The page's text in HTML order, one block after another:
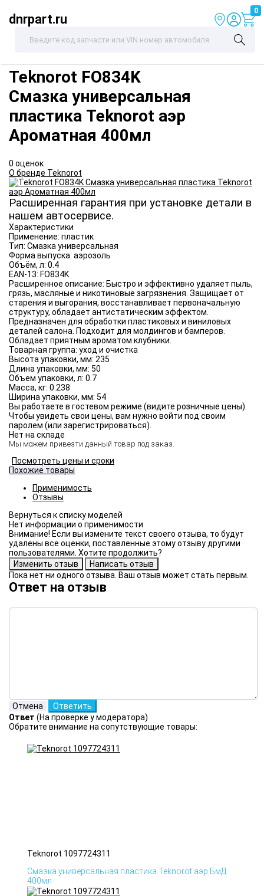
dnrpart.ru
0
Teknorot FO834K
Смазка универсальная
пластика Teknorot аэр
Ароматная 400мл
0 оценок
О бренде Teknorot
Расширенная гарантия при установке детали в
нашем автосервисе.
Характеристики
Применение: пластик
Тип: Смазка универсальная
Форма выпуска: аэрозоль
Объём, л: 0.4
EAN-13: FO834K
Расширенное описание: Быстро и эффективно удаляет пыль,
грязь, масляные и никотиновые загрязнения. Защищает от
старения и выгорания, восстанавливает первоначальную
структуру, обладает антистатическим эффектом.
Предназначен для обработки пластиковых и виниловых
деталей салона. Подходит для молдингов и бамперов.
Обладает приятным ароматом клубники.
Товарная группа: уход и очистка
Высота упаковки, мм: 235
Длина упаковки, мм: 50
Объем упаковки, л: 0.7
Масса, кг: 0.238
Ширина упаковки, мм: 54
Вы работаете в гостевом режиме (видите розничные цены).
Чтобы увидеть свои цены, вам нужно войти под своим
паролем (или зарегистрироваться).
Нет на складе
Мы можем привезти данный товар под заказ.
Посмотреть цены и сроки
Похожие товары
Применимость
Отзывы
Нет информации о применимости
Внимание! Если вы измените текст своего отзыва, то будут
удалены все оценки, поставленные этому отзыву другими
пользователями. Хотите продолжить?
Пока нет ни одного отзыва. Ваш отзыв может стать первым.
Ответ на отзыв
Ответ (На проверке у модератора)
Обратите внимание на сопутствующие товары:
Teknorot 1097724311
Смазка универсальная пластика Teknorot аэр БмД
400мл